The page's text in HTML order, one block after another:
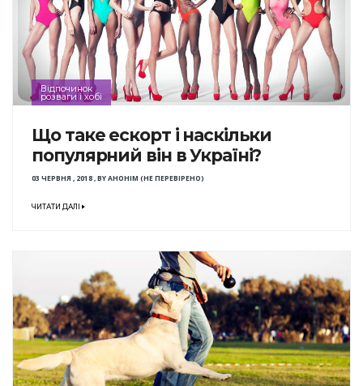
Відпочинок
розваги і хобі
Що таке ескорт і наскільки
популярний він в Україні?
03 ЧЕРВНЯ , 2018,BYАНОНІМ (НЕ ПЕРЕВІРЕНО)
ЧИТАТИ ДАЛІ